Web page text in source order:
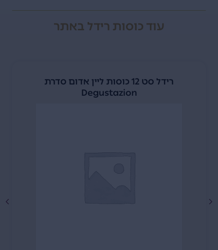
עודכוסות רידלבאתר
רידל סט 12 כוסות ליין אדום סדרת
Degustazion